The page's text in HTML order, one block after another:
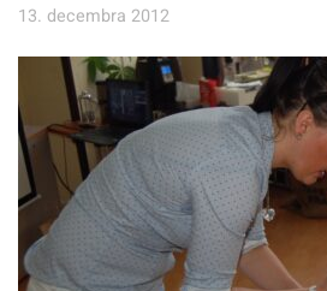
13. decembra 2012